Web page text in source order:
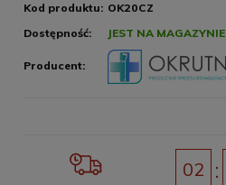
Kod produktu: OK20CZ
Dostępność:
JEST NA MAGAZYNIE
Producent:
02